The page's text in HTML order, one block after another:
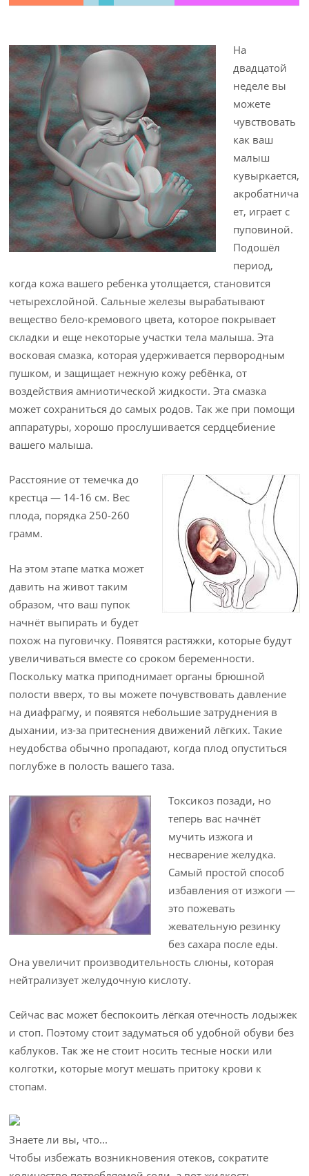
На
двадцатой
неделе вы
можете
чувствовать
как ваш
малыш
кувыркается,
акробатнича
ет, играет с
пуповиной.
Подошёл
период,
когда кожа вашего ребенка утолщается, становится
четырехслойной. Сальные железы вырабатывают
вещество бело-кремового цвета, которое покрывает
складки и еще некоторые участки тела малыша. Эта
восковая смазка, которая удерживается первородным
пушком, и защищает нежную кожу ребёнка, от
воздействия амниотической жидкости. Эта смазка
может сохраниться до самых родов. Так же при помощи
аппаратуры, хорошо прослушивается сердцебиение
вашего малыша.
Расстояние от темечка до
крестца — 14-16 см. Вес
плода, порядка 250-260
грамм.
На этом этапе матка может
давить на живот таким
образом, что ваш пупок
начнёт выпирать и будет
похож на пуговичку. Появятся растяжки, которые будут
увеличиваться вместе со сроком беременности.
Поскольку матка приподнимает органы брюшной
полости вверх, то вы можете почувствовать давление
на диафрагму, и появятся небольшие затруднения в
дыхании, из-за притеснения движений лёгких. Такие
неудобства обычно пропадают, когда плод опуститься
поглубже в полость вашего таза.
Токсикоз позади, но
теперь вас начнёт
мучить изжога и
несварение желудка.
Самый простой способ
избавления от изжоги —
это пожевать
жевательную резинку
без сахара после еды.
Она увеличит производительность слюны, которая
нейтрализует желудочную кислоту.
Сейчас вас может беспокоить лёгкая отечность лодыжек
и стоп. Поэтому стоит задуматься об удобной обуви без
каблуков. Так же не стоит носить тесные носки или
колготки, которые могут мешать притоку крови к
стопам.
Знаете ли вы, что...
Чтобы избежать возникновения отеков, сократите